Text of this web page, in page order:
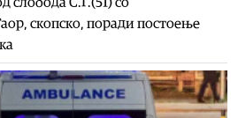
скопско, поради постоење